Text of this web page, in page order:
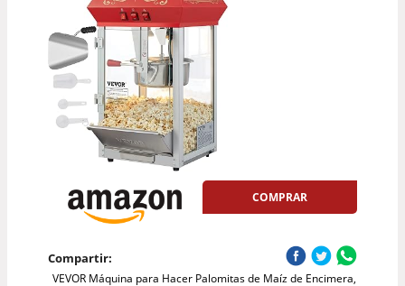
COMPRAR
Compartir:
VEVOR Máquina para Hacer Palomitas de Maíz de Encimera,